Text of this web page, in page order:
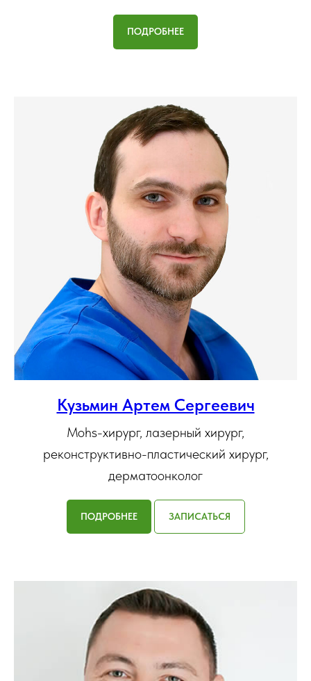
ПОДРОБНЕЕ
Кузьмин Артем Сергеевич
Mohs-хирург, лазерный хирург,
реконструктивно-пластический хирург,
дерматоонколог
ПОДРОБНЕЕ ЗАПИСАТЬСЯ